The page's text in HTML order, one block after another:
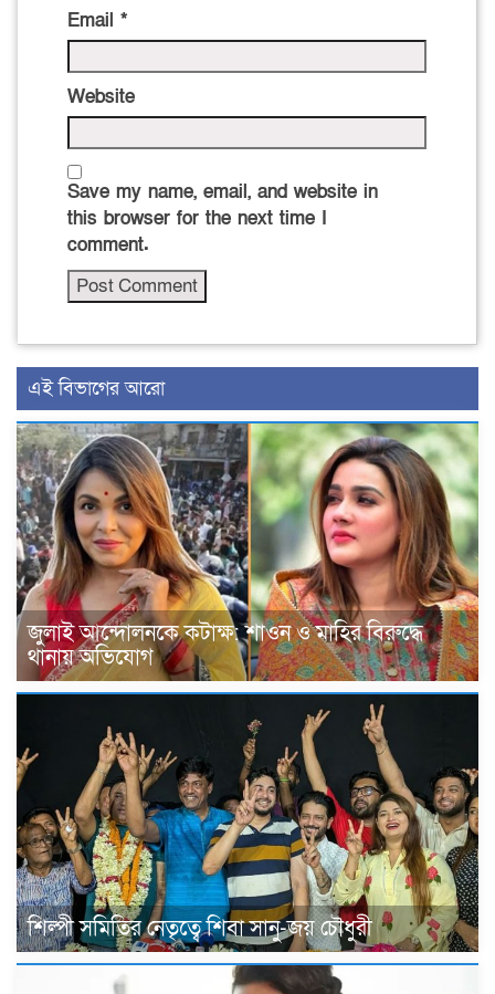
Email *
Website
Save my name, email, and website in
this browser for the next time I
comment.
এই বিভাগের আরো
জুলাই আন্দোলনকে কটাক্ষ: শাওন ও মাহির বিরুদ্ধে
থানায় অভিযোগ
শিল্পী সমিতির নেতৃত্বে শিবা সানু-জয় চৌধুরী